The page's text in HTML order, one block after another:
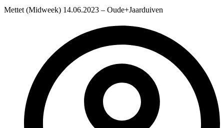
Mettet (Midweek) 14.06.2023 – Oude+Jaarduiven